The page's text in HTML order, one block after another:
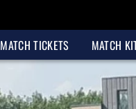
MATCH TICKETS MATCH